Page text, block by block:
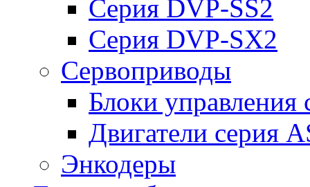
Серия DVP-SS2
Серия DVP-SX2
Сервоприводы
Блоки
Двигатели серия
Энкодеры